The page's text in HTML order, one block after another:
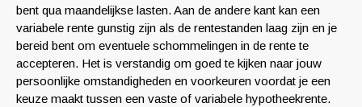
bent qua maandelijkse lasten. Aan de andere kant kan een
variabele rente gunstig zijn als de rentestanden laag zijn en je
bereid bent om eventuele schommelingen in de rente te
accepteren. Het is verstandig om goed te kijken naar jouw
persoonlijke omstandigheden en voorkeuren voordat je een
keuze maakt tussen een vaste of variabele hypotheekrente.